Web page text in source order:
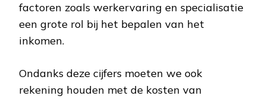
factoren zoals werkervaring en specialisatie
een grote rol bij het bepalen van het
inkomen.
Ondanks deze cijfers moeten we ook
rekening houden met de kosten van